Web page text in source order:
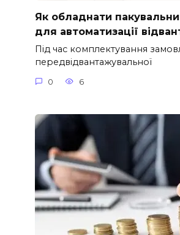
Як обладнати
для автоматизації
Під час комплектування
передвідвантажувальної
0 6